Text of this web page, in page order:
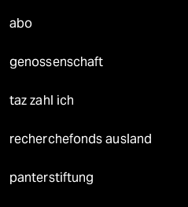
abo
genossenschaft
taz zahl ich
recherchefonds ausland
panterstiftung